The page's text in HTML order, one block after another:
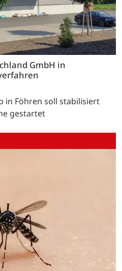
GmbH in
in Föhren soll stabilisiert
gestartet